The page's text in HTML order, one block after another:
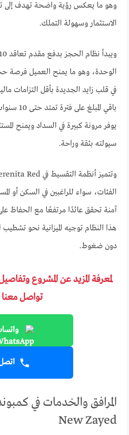
وهو ما يعكس رؤية واضحة تهدف إلى
الاستثمار وسهولة التملك.
الوحدة، وهو ما يمنح العميل فرصة
في قلب زايد الجديدة بأقل التزامات
باقي
يوفر مرونة كبيرة في السداد ويمنح
سيولته بثقة وراحة.
الفئات، سواء للراغبين في السكن أو
آمنة تحقق عائدًا مرتفعًا مع الحفاظ
هذا النظام توجيه الميزانية نحو
دون ضغوط.
لمعرفة المزيد عن المشروع
تواصل معنا
New Zayed